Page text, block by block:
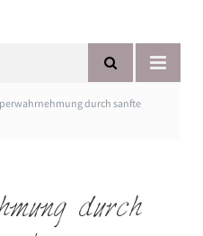
durch sanfte
durch